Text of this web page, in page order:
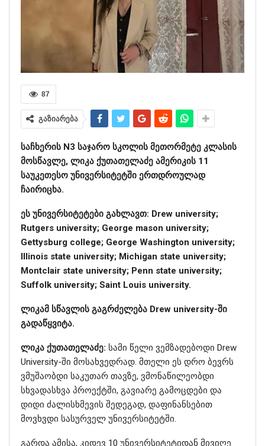
87
გაზიარება
საჩხერის N3 საჯარო სკოლის მეთორმეტე კლასის
მოსწავლე, ლიკა ქუთათელაძე ამერიკის 11
საუკეთესო უნივერსიტეტში ერთდროულად
ჩაირიცხა.
ეს უნივერსიტეტები გახლავთ: Drew university;
Rutgers university; George mason university;
Gettysburg college; George Washington university;
Illinois state university; Michigan state university;
Montclair state university; Penn state university;
Suffolk university; Saint Louis university.
ლიკამ სწავლის გაგრძელება Drew university-ში
გადაწყვიტა.
ლიკა ქუთათელაძე: სამი წელი ვემზადებოდი Drew
University-ში მოსახვედრად. მთელი ეს დრო ბევრს
ვმუშაობდი საკუთარ თავზე, ვმონაწილეობდი
სხვადასხვა პროექტში, გავიარე გამოცდები და
დიდი ძალისხმევის შედეგად, დაფინანსებით
მოვხვდი სასურველ უნივერსიტეტში.
გარდა ამისა, კიდევ 10 უნივერსიტეტიდან მივიღე